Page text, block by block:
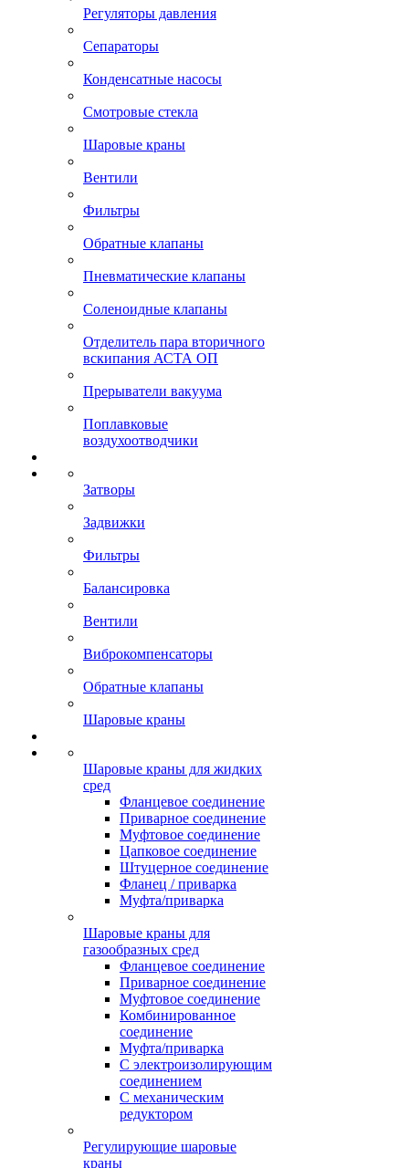
Регуляторы давления
Сепараторы
Конденсатные насосы
Смотровые стекла
Шаровые краны
Вентили
Фильтры
Обратные клапаны
Пневматические клапаны
Соленоидные клапаны
Отделитель пара вторичного
вскипания АСТА ОП
Прерыватели вакуума
Поплавковые
воздухоотводчики
Затворы
Задвижки
Фильтры
Балансировка
Вентили
Виброкомпенсаторы
Обратные клапаны
Шаровые краны
Шаровые краны для жидких
сред
Фланцевое соединение
Приварное соединение
Муфтовое соединение
Цапковое соединение
Штуцерное соединение
Фланец / приварка
Муфта/приварка
Шаровые краны для
газообразных сред
Фланцевое соединение
Приварное соединение
Муфтовое соединение
Комбинированное
соединение
Муфта/приварка
С электроизолирующим
соединением
С механическим
редуктором
Регулирующие шаровые
краны